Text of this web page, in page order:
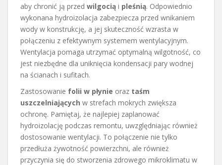
aby chronić ją przed wilgocią i pleśnią. Odpowiednio
wykonana hydroizolacja zabezpiecza przed wnikaniem
wody w konstrukcję, a jej skuteczność wzrasta w
połączeniu z efektywnym systemem wentylacyjnym.
Wentylacja pomaga utrzymać optymalną wilgotność, co
jest niezbędne dla uniknięcia kondensacji pary wodnej
na ścianach i sufitach.
Zastosowanie folii w płynie oraz taśm
uszczelniających w strefach mokrych zwiększa
ochronę. Pamiętaj, że najlepiej zaplanować
hydroizolację podczas remontu, uwzględniając również
dostosowanie wentylacji. To połączenie nie tylko
przedłuża żywotność powierzchni, ale również
przyczynia się do stworzenia zdrowego mikroklimatu w